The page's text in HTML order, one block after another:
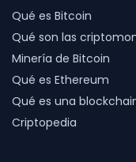
Qué es Bitcoin
Qué son las
Minería de Bitcoin
Qué es Ethereum
Qué es una
Criptopedia